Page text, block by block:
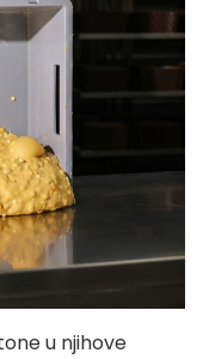
u njihove